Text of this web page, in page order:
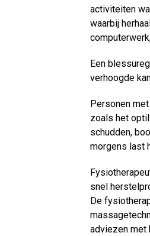
activiteiten
waarbij
Een
verhoogde
Personen
zoals het
schudden,
morgens last
snel
De
adviezen met